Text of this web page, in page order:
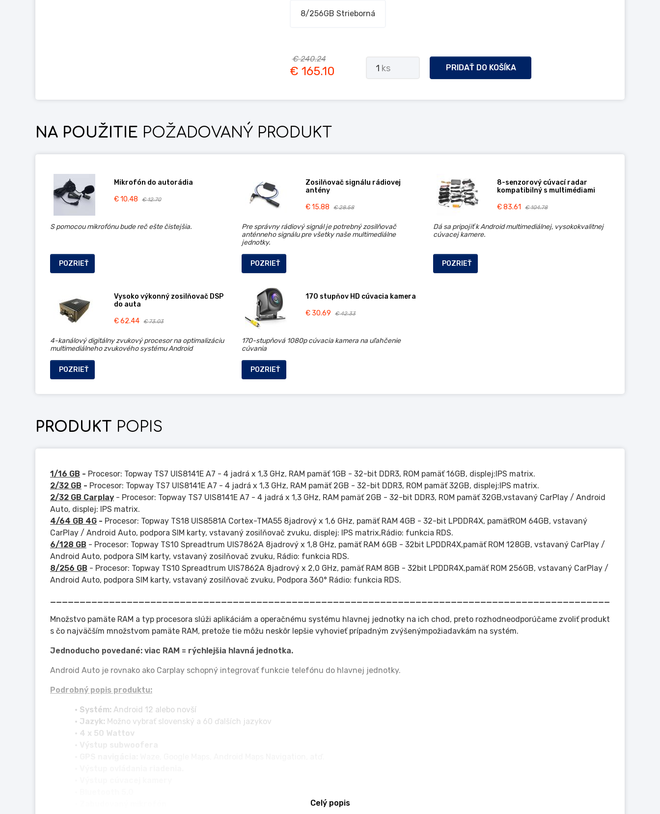
8/256GB Strieborná
€ 240.24
€ 165.10 1 ks PRIDAŤ DO KOŠÍKA
NA POUŽITIE POŽADOVANÝ PRODUKT
Mikrofón do autorádia
€ 10.48
€ 12.70
S pomocou mikrofónu bude reč ešte čistejšia.
POZRIEŤ
Zosilňovač signálu rádiovej
antény
€ 15.88
€ 28.58
Pre správny rádiový signál je potrebný zosilňovač
anténneho signálu pre všetky naše multimediálne
jednotky.
POZRIEŤ
8-senzorový cúvací radar
kompatibilný s multimédiami
€ 83.61
€ 104.78
Dá sa pripojiť k Android multimediálnej, vysokokvalitnej
cúvacej kamere.
POZRIEŤ
Vysoko výkonný zosilňovač DSP
do auta
€ 62.44
€ 73.03
4-kanálový digitálny zvukový procesor na optimalizáciu
multimediálneho zvukového systému Android
POZRIEŤ
170 stupňov HD cúvacia kamera
€ 30.69
€ 42.33
170-stupňová 1080p cúvacia kamera na uľahčenie
cúvania
POZRIEŤ
PRODUKT POPIS
1/16 GB - Procesor: Topway TS7 UIS8141E A7 - 4 jadrá x 1,3 GHz, RAM pamäť 1GB - 32-bit DDR3, ROM pamäť 16GB, displej:IPS matrix.
2/32 GB - Procesor: Topway TS7 UIS8141E A7 - 4 jadrá x 1,3 GHz, RAM pamäť 2GB - 32-bit DDR3, ROM pamäť 32GB, displej:IPS matrix.
2/32 GB Carplay - Procesor: Topway TS7 UIS8141E A7 - 4 jadrá x 1,3 GHz, RAM pamäť 2GB - 32-bit DDR3, ROM pamäť 32GB,vstavaný CarPlay / Android
Auto, displej: IPS matrix.
4/64 GB 4G - Procesor: Topway TS18 UIS8581A Cortex-TMA55 8jadrový x 1,6 GHz, pamäť RAM 4GB - 32-bit LPDDR4X, pamäťROM 64GB, vstavaný
CarPlay / Android Auto, podpora SIM karty, vstavaný zosilňovač zvuku, displej: IPS matrix,Rádio: funkcia RDS.
6/128 GB - Procesor: Topway TS10 Spreadtrum UIS7862A 8jadrový x 1,8 GHz, pamäť RAM 6GB - 32bit LPDDR4X,pamäť ROM 128GB, vstavaný CarPlay /
Android Auto, podpora SIM karty, vstavaný zosilňovač zvuku, Rádio: funkcia RDS.
8/256 GB - Procesor: Topway TS10 Spreadtrum UIS7862A 8jadrový x 2,0 GHz, pamäť RAM 8GB - 32bit LPDDR4X,pamäť ROM 256GB, vstavaný CarPlay /
Android Auto, podpora SIM karty, vstavaný zosilňovač zvuku, Podpora 360° Rádio: funkcia RDS.
Množstvo pamäte RAM a typ procesora slúži aplikáciám a operačnému systému hlavnej jednotky na ich chod, preto rozhodneodporúčame zvoliť produkt
s čo najväčším množstvom pamäte RAM, pretože tie môžu neskôr lepšie vyhovieť prípadným zvýšenýmpožiadavkám na systém.
Jednoducho povedané: viac RAM = rýchlejšia hlavná jednotka.
Android Auto je rovnako ako Carplay schopný integrovať funkcie telefónu do hlavnej jednotky.
Podrobný popis produktu:
• Systém: Android 12 alebo novší
• Jazyk: Možno vybrať slovenský a 60 ďalších jazykov
• 4 x 50 Wattov
Celý popis